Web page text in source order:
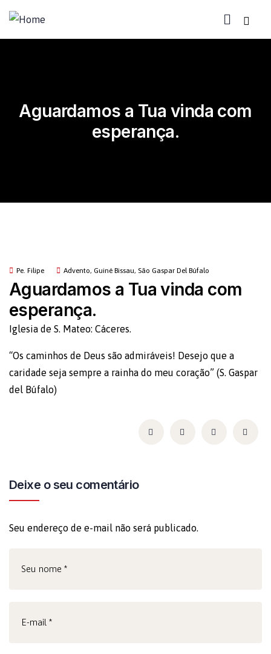
Aguardamos a Tua vinda com
esperança.
Pe. Filipe Advento, Guiné Bissau, São Gaspar Del Búfalo
Aguardamos a Tua vinda com
esperança.
Iglesia de S. Mateo: Cáceres.
“Os caminhos de Deus são admiráveis! Desejo que a
caridade seja sempre a rainha do meu coração” (S. Gaspar
del Búfalo)
Deixe o seu comentário
Seu endereço de e-mail não será publicado.